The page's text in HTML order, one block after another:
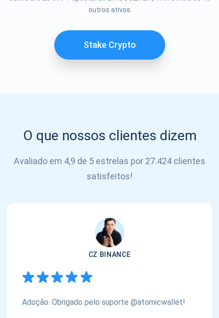
outros ativos
Stake Crypto
O que nossos clientes dizem
Avaliado em 4,9 de 5 estrelas por 27.424 clientes
satisfeitos!
CZ BINANCE
Adoção. Obrigado pelo suporte @atomicwallet!
SE
INSCREVER